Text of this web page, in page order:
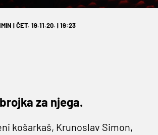
| ČET. 19.11.20. | 19:23
za njega.
košarkaš, Krunoslav Simon,